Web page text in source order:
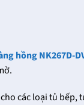
hồng NK267D-
các loại tủ